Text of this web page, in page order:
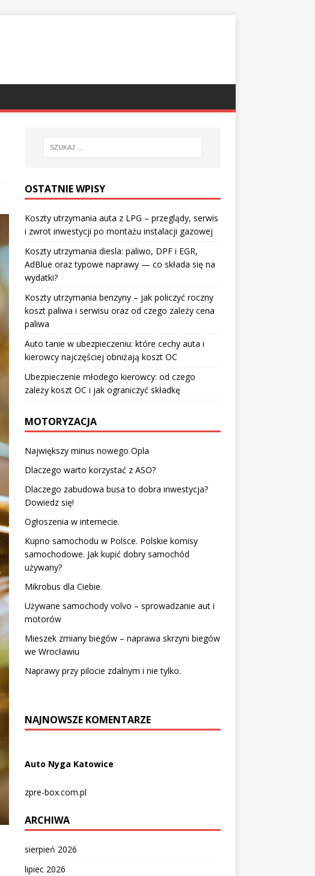
OSTATNIE WPISY
Koszty utrzymania auta z LPG – przeglądy, serwis
i zwrot inwestycji po montażu instalacji gazowej
Koszty utrzymania diesla: paliwo, DPF i EGR,
AdBlue oraz typowe naprawy — co składa się na
wydatki?
Koszty utrzymania benzyny – jak policzyć roczny
koszt paliwa i serwisu oraz od czego zależy cena
paliwa
Auto tanie w ubezpieczeniu: które cechy auta i
kierowcy najczęściej obniżają koszt OC
Ubezpieczenie młodego kierowcy: od czego
zależy koszt OC i jak ograniczyć składkę
MOTORYZACJA
Największy minus nowego Opla
Dlaczego warto korzystać z ASO?
Dlaczego zabudowa busa to dobra inwestycja?
Dowiedz się!
Ogłoszenia w internecie.
Kupno samochodu w Polsce. Polskie komisy
samochodowe. Jak kupić dobry samochód
używany?
Mikrobus dla Ciebie.
Używane samochody volvo – sprowadzanie aut i
motorów
Mieszek zmiany biegów – naprawa skrzyni biegów
we Wrocławiu
Naprawy przy pilocie zdalnym i nie tylko.
NAJNOWSZE KOMENTARZE
Auto Nyga Katowice
zpre-box.com.pl
ARCHIWA
sierpień 2026
lipiec 2026